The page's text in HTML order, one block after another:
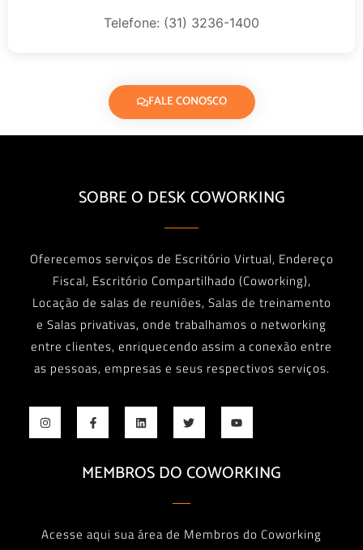
Telefone: (31) 3236-1400
FALE CONOSCO
SOBRE O DESK COWORKING
Oferecemos serviços de Escritório Virtual, Endereço
Fiscal, Escritório Compartilhado (Coworking),
Locação de salas de reuniões, Salas de treinamento
e Salas privativas, onde trabalhamos o networking
entre clientes, enriquecendo assim a conexão entre
as pessoas, empresas e seus respectivos serviços.
MEMBROS DO COWORKING
Acesse aqui sua área de Membros do Coworking